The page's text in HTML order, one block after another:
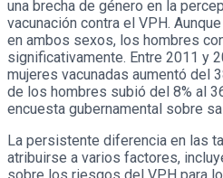
una brecha de género en la
vacunación contra el VPH.
en ambos sexos, los hombres
significativamente. Entre 2011 y
mujeres vacunadas aumentó del
de los hombres subió del 8% al
encuesta gubernamental sobre
La persistente diferencia en las
atribuirse a varios factores,
sobre los riesgos del VPH para